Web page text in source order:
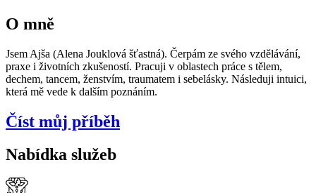
O mně
Jsem Ajša (Alena Jouklová šťastná). Čerpám ze svého vzdělávání,
praxe i životních zkušeností. Pracuji v oblastech práce s tělem,
dechem, tancem, ženstvím, traumatem i sebelásky. Následuji intuici,
která mě vede k dalším poznáním.
Číst můj příběh
Nabídka služeb